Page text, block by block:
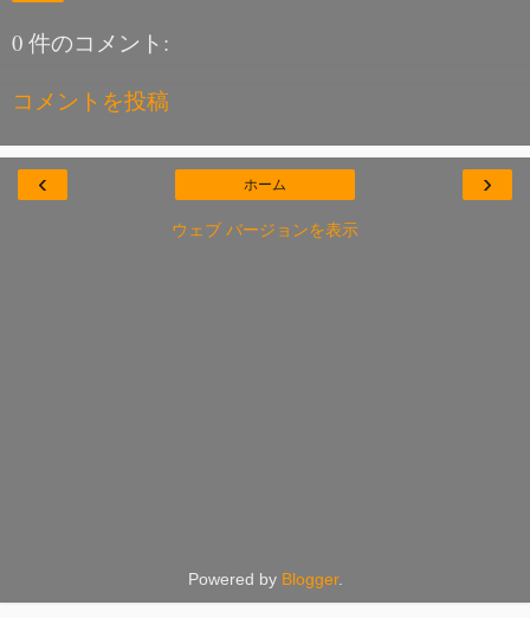
0 件のコメント:
コメントを投稿
‹ ›
ホーム
ウェブ バージョンを表示
Powered by Blogger.